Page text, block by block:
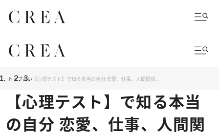
トップ占い 【心理テスト】で知る本当の自分 恋愛、仕事、人間関係…
【心理テスト】で知る本当
の自分 恋愛、仕事、人間関